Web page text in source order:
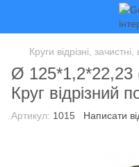
Круги відрізні,
Ø
Круг відрізний
Артикул: 1015 Написати